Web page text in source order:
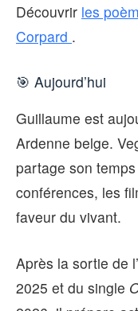
Découvrir les
Corpard .
🎯 Aujourd’hui
Guillaume est
Ardenne belge.
partage son
conférences, les
faveur du vivant.
Après la sortie de
2025 et du single